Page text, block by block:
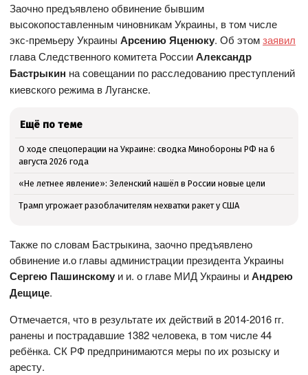
Заочно предъявлено обвинение бывшим
высокопоставленным чиновникам Украины, в том числе
экс-премьеру УкраиныАрсению Яценюку. Об этомзаявил
глава Следственного комитета РоссииАлександр
Бастрыкин на совещании по расследованию преступлений
киевского режима в Луганске.
Ещё по теме
О ходе спецоперации на Украине: сводка Минобороны РФ на 6
августа 2026 года
«Не летнее явление»: Зеленский нашёл в России новые цели
Трамп угрожает разоблачителям нехватки ракет у США
Также по словам Бастрыкина, заочно предъявлено
обвинение и.о главы администрации президента Украины
Сергею Пашинскому и и. о главе МИД Украины иАндрею
Дещице.
Отмечается, что в результате их действий в 2014-2016 гг.
ранены и пострадавшие 1382 человека, в том числе 44
ребёнка. СК РФ предпринимаются меры по их розыску и
аресту.